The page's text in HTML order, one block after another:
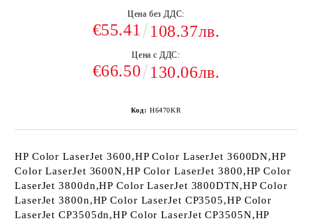
Цена без ДДС:
€55.41 108.37лв.
Цена с ДДС:
€66.50 130.06лв.
Код: H6470KR
HP Color LaserJet 3600,HP Color LaserJet 3600DN,HP
Color LaserJet 3600N,HP Color LaserJet 3800,HP Color
LaserJet 3800dn,HP Color LaserJet 3800DTN,HP Color
LaserJet 3800n,HP Color LaserJet CP3505,HP Color
LaserJet CP3505dn,HP Color LaserJet CP3505N,HP